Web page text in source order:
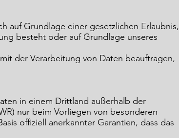
auf Grundlage einer gesetzlichen Erlaubnis,
besteht oder auf Grundlage unseres
der Verarbeitung von Daten beauftragen,
in einem Drittland außerhalb der
nur beim Vorliegen von besonderen
offiziell anerkannter Garantien, dass das